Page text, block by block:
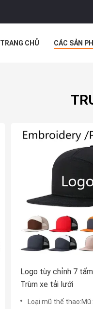
TRANG CHỦ CÁC SẢN
Logo tùy chỉnh 7
Trùm xe tải lưới
Loại mũ thể thao:Mũ